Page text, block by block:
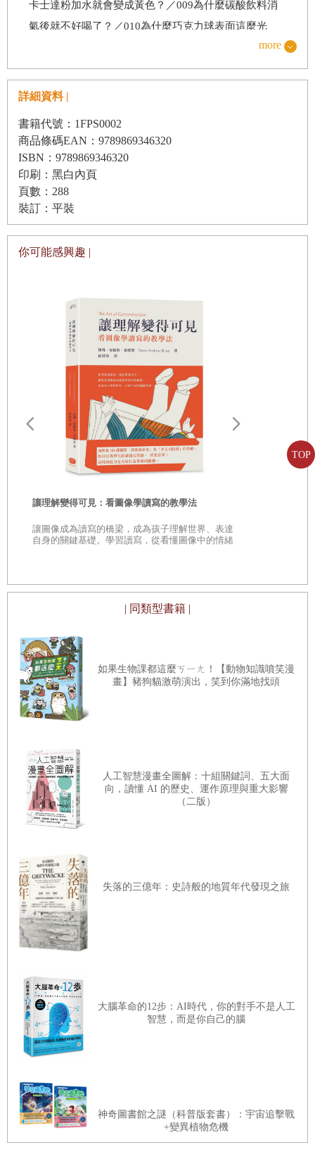
TOP
卡士達粉加水就會變成黃色？／009為什麼碳酸飲料消
氣後就不好喝了？／010為什麼巧克力球表面這麼光
滑？／011養活四口之家需要多大的土地？／012為什麼
紅酒越陳酒色越淡，白酒卻相反？／013為什麼吃萵苣
或馬鈴薯嘴巴不像吃大蒜那樣臭？／014為什麼和方糖
同心圓的排列方式生長？／016為什麼分次倒啤酒酒沫
消得比較慢？／017為什麼鍋裡的醬汁會噴出來？
你發現了嗎？居家科學
018為什麼牛奶盒會脹起來？／019彩色牙膏是怎麼
製造出來的？／020塑膠袋為什麼能解決刷卡不過的問
題？／021冰箱的溫度到底該怎麼調整？／022倒放很久
空中寫字呢？／024鐵釘為什麼會被磁鐵吸走？／025如
何校正水平儀？
你知道嗎？人體的秘密
026萬不得已要吃自己的時候，吃哪部位好呢？／
027為什麼能看見眼睛裡的血管？／028為什麼吃飽飯後
不能游泳？／029為什麼人體的細胞會聚集在一起？／
030為什麼不會有同時被碰兩次的感覺呢？／031為什麼
有時候手腳會刺刺麻麻的？／032死人會長頭髮和指甲
呼？／035為什麼我們的胃能消化牛的胃？／036換血手
040換血可以讓人永保青春嗎？／041為什麼跑完步才會
開始大量冒汗？／042為什麼人類保有殘忍的特質？／
043除了膀胱，人體還有哪個部位可以儲存液體？／044
折手指關節有害嗎？／045有判定活人實際年齡嗎？／
046為什麼有左撇子跟右撇子？／047為什麼年紀越大越
容易胖，減肥也更難？
你還好嗎？我們的感覺
048感冒時能擤出多少鼻涕？／049錢真的很髒嗎？
／050為什麼蚊子會挑人叮？／051為什麼傷口會留疤
呢？／052有沒有讓人長壽的病毒？／053為什麼尿尿在
效？
你注意到了嗎？植物和動物
055昆蟲會變胖嗎？／056魚會口渴嗎？／057貓為
合？／059一頭牛的奶要多久才能注滿大峽谷呢？／060
為什麼我們很少看到鳥的屍體？／061狗知道自己是狗
嗎？／062為什麼夜行性的蛾會有趨光性？／063鴿子會
流汗嗎？／064要多少隻倉鼠才能發電？／065蜘蛛會喝
會被植物的刺刺穿？／068昆蟲的飛行路徑為什麼這麼
亂？／069大象會打噴嚏嗎？／070月亮的陰晴圓缺會影
響多肉植物開花嗎？／071馬會暈車嗎？／072為什麼動
物會舔傷口？／073為什麼梨子是梨子、蘋果是蘋果？
more
詳細資料 |
書籍代號：1FPS0002
商品條碼EAN：9789869346320
ISBN：9789869346320
印刷：黑白內頁
頁數：288
裝訂：平裝
你可能感興趣 |
讓理解變得可見：看圖像學讀寫的教學法
讓圖像成為讀寫的橋梁，成為孩子理解世界、表達
自身的關鍵基礎。學習讀寫，從看懂圖像中的情緒
| 同類型書籍 |
如果生物課都這麼ㄎㄧㄤ！【動物知識噴笑漫
畫】豬狗貓激萌演出，笑到你滿地找頭
人工智慧漫畫全圖解：十組關鍵詞、五大面
向，讀懂 AI 的歷史、運作原理與重大影響
（二版）
失落的三億年：史詩般的地質年代發現之旅
大腦革命的12步：AI時代，你的對手不是人工
智慧，而是你自己的腦
神奇圖書館之謎（科普版套書）：宇宙追擊戰
+變異植物危機